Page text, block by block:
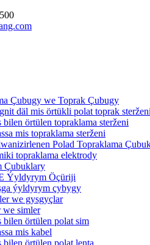
Çubugy we Toprak Çubugy
däl mis örtükli polat toprak sterženi
bilen örtülen topraklama sterženi
mis topraklama sterženi
Polad Topraklama
topraklama elektrody
Çubuklary
Ýyldyrym Öçüriji
ýyldyrym çybygy
we gysgyçlar
simler
bilen örtülen polat sim
mis kabel
bilen örtülen polat lenta